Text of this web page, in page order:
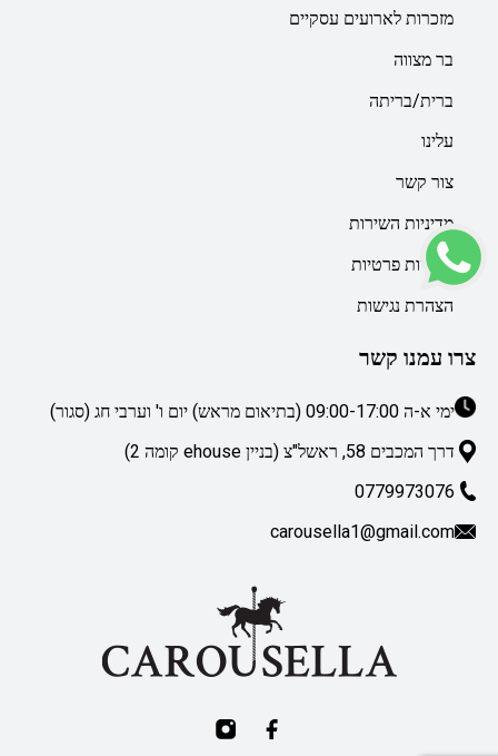
מזכרות לארועים עסקיים
בר מצווה
ברית/בריתה
עלינו
צור קשר
מדיניות השירות
מדיניות פרטיות
הצהרת נגישות
צרו עמנו קשר
ימי א-ה 09:00-17:00 (בתיאום מראש) יום ו' וערבי חג (סגור)
דרך המכבים 58, ראשל"צ (בניין ehouse קומה 2)
0779973076
carousella1@gmail.com